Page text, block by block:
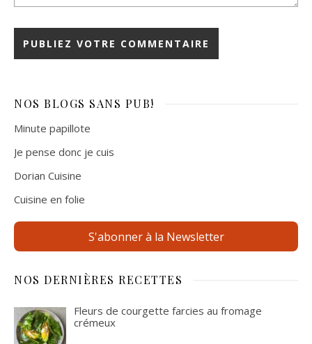
NOS BLOGS SANS PUB!
Minute papillote
Je pense donc je cuis
Dorian Cuisine
Cuisine en folie
S'abonner à la Newsletter
NOS DERNIÈRES RECETTES
Fleurs de courgette farcies au fromage
crémeux